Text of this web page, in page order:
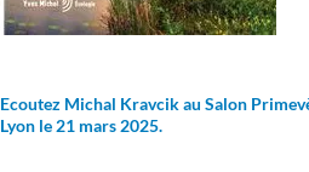
Ecoutez Michal Kravcik au Salon
Lyon le 21 mars 2025.